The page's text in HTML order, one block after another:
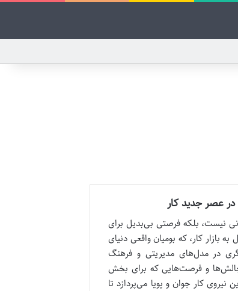
عصر جدید کار
نیست، بلکه فرصتی بی‌بدیل برای
بازار کار، که بومیان واقعی دنیای
در مدل‌های مدیریتی و فرهنگ
و فرصت‌هایی که برای بخش
کار جوان و پویا می‌پردازد تا